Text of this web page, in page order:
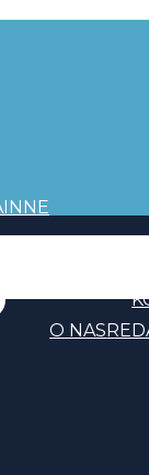
INNE
O NAS